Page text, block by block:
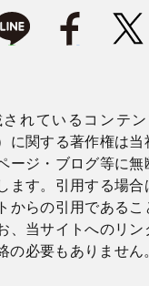
れているコンテ
に関する著作権は当
ージ・ブログ等に無
ます。引用する場合
からの引用であるこ
、当サイトへのリン
の必要もありません